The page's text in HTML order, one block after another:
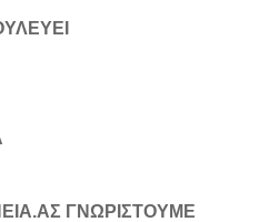
ΓΝΩΡΙΣΤΟΥΜΕ